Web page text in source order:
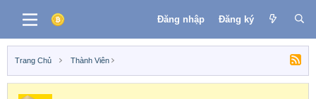
Đăng nhập Đăng ký
Trang Chủ Thành Viên